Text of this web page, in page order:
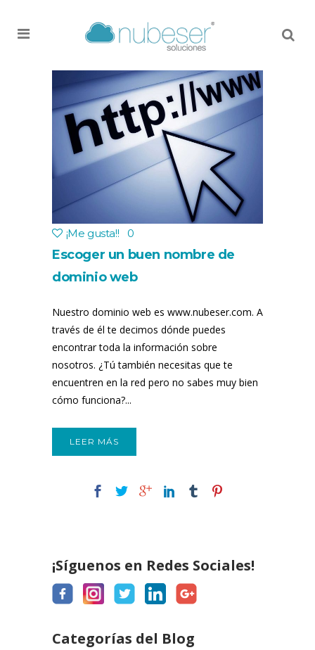
¡Me gusta!! 0
Escoger un buen nombre de
dominio web
Nuestro dominio web es www.nubeser.com. A
través de él te decimos dónde puedes
encontrar toda la información sobre
nosotros. ¿Tú también necesitas que te
encuentren en la red pero no sabes muy bien
cómo funciona?...
LEER MÁS
¡Síguenos en Redes Sociales!
Categorías del Blog